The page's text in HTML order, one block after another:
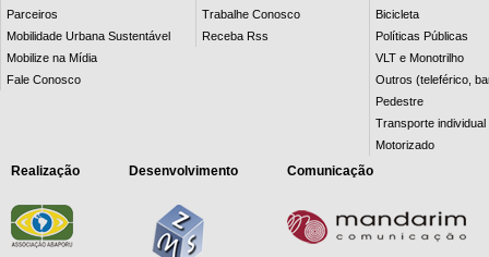
Parceiros
Mobilidade Urbana Sustentável
Mobilize na Mídia
Fale Conosco
Trabalhe Conosco
Receba Rss
Bicicleta
Políticas Públicas
VLT e Monotrilho
Outros (teleférico,
Pedestre
Transporte individual
Motorizado
Realização Desenvolvimento Comunicação